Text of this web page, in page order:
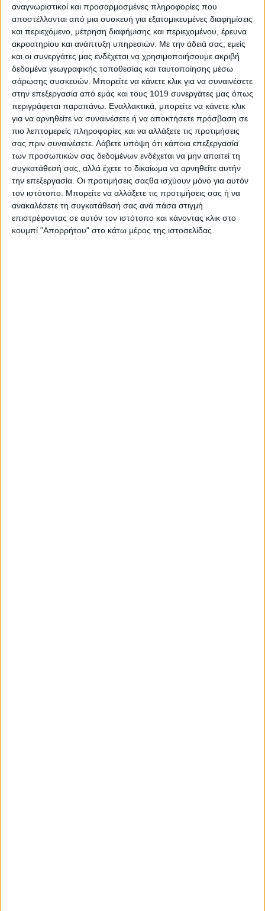
αναγνωριστικοί και προσαρμοσμένες πληροφορίες που
αποστέλλονται από μια συσκευή για εξατομικευμένες διαφημίσεις
και περιεχόμενο, μέτρηση διαφήμισης και περιεχομένου, έρευνα
ακροατηρίου και ανάπτυξη υπηρεσιών. Με την άδειά σας, εμείς
και οι συνεργάτες μας ενδέχεται να χρησιμοποιήσουμε ακριβή
δεδομένα γεωγραφικής τοποθεσίας και ταυτοποίησης μέσω
σάρωσης συσκευών. Μπορείτε να κάνετε κλικ για να συναινέσετε
στην επεξεργασία από εμάς και τους 1019 συνεργάτες μας όπως
περιγράφεται παραπάνω. Εναλλακτικά, μπορείτε να κάνετε κλικ
για να αρνηθείτε να συναινέσετε ή να αποκτήσετε πρόσβαση σε
πιο λεπτομερείς πληροφορίες και να αλλάξετε τις προτιμήσεις
σας πριν συναινέσετε. Λάβετε υπόψη ότι κάποια επεξεργασία
των προσωπικών σας δεδομένων ενδέχεται να μην απαιτεί τη
συγκατάθεσή σας, αλλά έχετε το δικαίωμα να αρνηθείτε αυτήν
την επεξεργασία. Οι προτιμήσεις σαςθα ισχύουν μόνο για αυτόν
τον ιστότοπο. Μπορείτε να αλλάξετε τις προτιμήσεις σας ή να
ανακαλέσετε τη συγκατάθεσή σας ανά πάσα στιγμή
επιστρέφοντας σε αυτόν τον ιστότοπο και κάνοντας κλικ στο
κουμπί "Απορρήτου" στο κάτω μέρος της ιστοσελίδας.
Share
Share Post Email Print